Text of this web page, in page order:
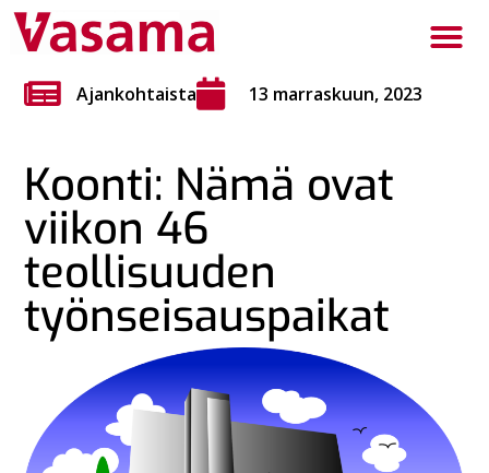
Ajankohtaista 13 marraskuun, 2023
Koonti: Nämä ovat
viikon 46
teollisuuden
työnseisauspaikat